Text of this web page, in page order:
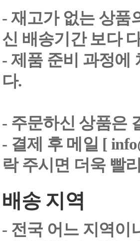
- 재고가 없는 상품
신 배송기간 보다
- 제품 준비 과정에
다.
- 주문하신 상품은
- 결제 후 메일 [
락 주시면 더욱 빨
배송 지역
- 전국 어느 지역이